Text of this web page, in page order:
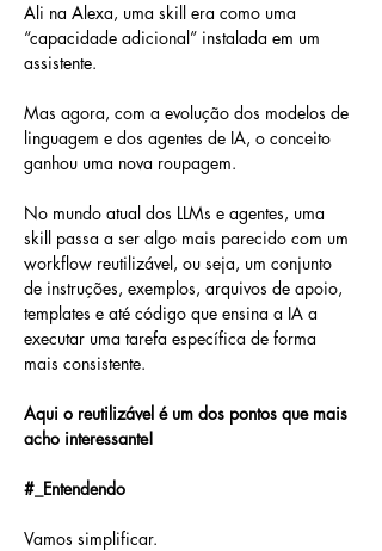
Ali na Alexa, uma skill era como uma
“capacidade adicional” instalada em um
assistente.
Mas agora, com a evolução dos modelos de
linguagem e dos agentes de IA, o conceito
ganhou uma nova roupagem.
No mundo atual dos LLMs e agentes, uma
skill passa a ser algo mais parecido com um
workflow reutilizável, ou seja, um conjunto
de instruções, exemplos, arquivos de apoio,
templates e até código que ensina a IA a
executar uma tarefa específica de forma
mais consistente.
Aqui o reutilizável é um dos pontos que mais
acho interessante!
#_Entendendo
Vamos simplificar.